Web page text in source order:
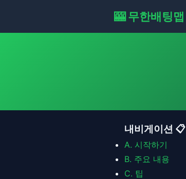
🎰 무한배팅맵
내비게이션 📋
A. 시작하기
B. 주요 내용
C. 팁